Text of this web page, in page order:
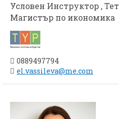
Условен Инструктор ,
Магистър по икономика
0889497794
el.vassileva@me.com